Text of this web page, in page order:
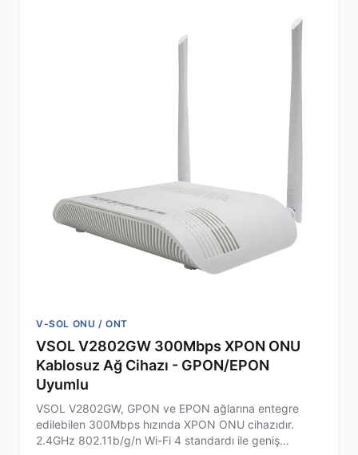
V-SOL ONU / ONT
VSOL V2802GW 300Mbps XPON ONU
Kablosuz Ağ Cihazı - GPON/EPON
Uyumlu
VSOL V2802GW, GPON ve EPON ağlarına entegre
edilebilen 300Mbps hızında XPON ONU cihazıdır.
2.4GHz 802.11b/g/n Wi-Fi 4 standardı ile geniş